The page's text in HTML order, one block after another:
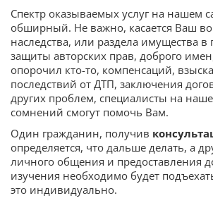
Спектр оказываемых услуг на нашем
обширный. Не важно, касается Ваш
наследства, или раздела имущества в
защиты авторских прав, доброго
опорочил кто-то, компенсаций,
последствий от ДТП, заключения
других проблем, специалисты на
сомнений смогут помочь Вам.
Один гражданин, получив
определяется, что дальше делать, а
личного общения и предоставления
изучения необходимо будет
это индивидуально.